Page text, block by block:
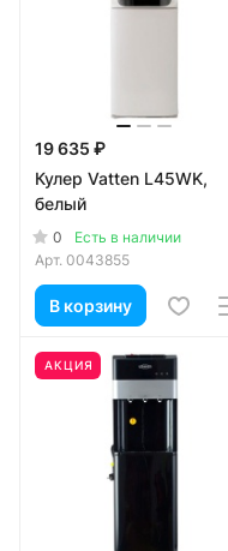
19 635 ₽
Кулер Vatten L45WK,
белый
0
Есть в наличии
Арт. 0043855
В корзину
АКЦИЯ